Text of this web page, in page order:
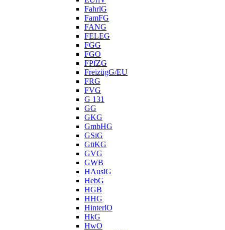
FahrlG
FamFG
FANG
FELEG
FGG
FGO
FPfZG
FreizügG/EU
FRG
FVG
G 131
GG
GKG
GmbHG
GSiG
GüKG
GVG
GWB
HAuslG
HebG
HGB
HHG
HinterlO
HkG
HwO